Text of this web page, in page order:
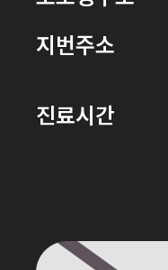
지번주소
진료시간